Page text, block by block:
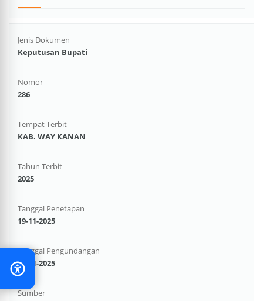
Jenis Dokumen
Keputusan Bupati
Nomor
286
Tempat Terbit
KAB. WAY KANAN
Tahun Terbit
2025
Tanggal Penetapan
19-11-2025
Tanggal Pengundangan
19-11-2025
Sumber